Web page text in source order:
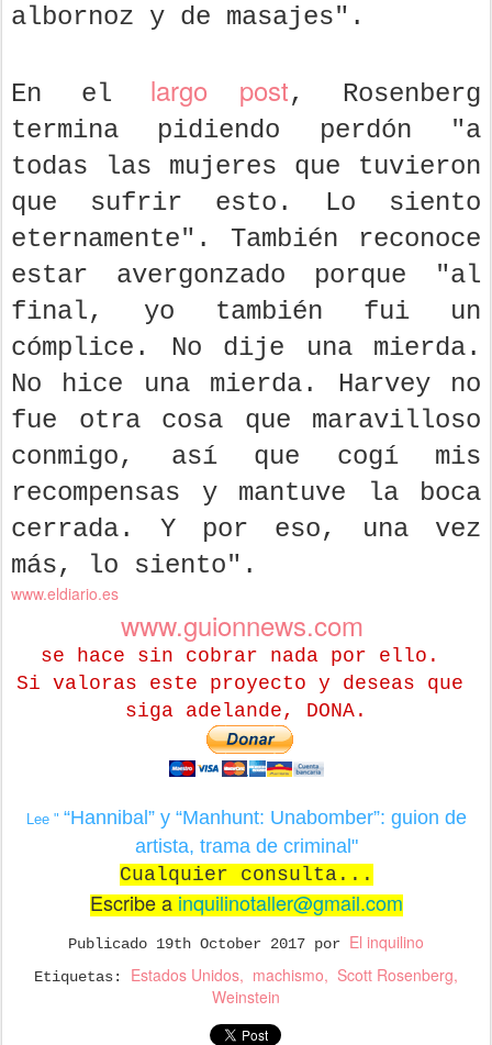
albornoz y de masajes".
En el largo post, Rosenberg
termina pidiendo perdón "a
todas las mujeres que tuvieron
que sufrir esto. Lo siento
eternamente". También reconoce
estar avergonzado porque "al
final, yo también fui un
cómplice. No dije una mierda.
No hice una mierda. Harvey no
fue otra cosa que maravilloso
conmigo, así que cogí mis
recompensas y mantuve la boca
cerrada. Y por eso, una vez
más, lo siento".
www.eldiario.es
www.guionnews.com
se hace sin cobrar nada por ello.
Si valoras este proyecto y deseas que
siga adelande, DONA.
Lee " “Hannibal” y “Manhunt: Unabomber”: guion de
artista, trama de criminal"
Cualquier consulta...
Escribe ainquilinotaller@gmail.com
Publicado 19th October 2017 por El inquilino
Etiquetas: Estados Unidos machismo
Scott Rosenberg
Weinstein